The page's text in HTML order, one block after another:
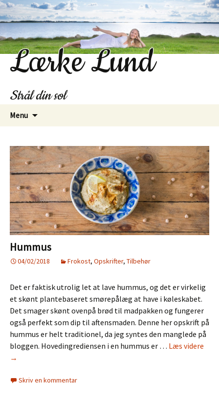
Lærke Lund
Strål din sol
Menu
Hummus
04/02/2018 Frokost, Opskrifter, Tilbehør
Det er faktisk utrolig let at lave hummus, og det er virkelig
et skønt plantebaseret smørepålæg at have i køleskabet.
Det smager skønt ovenpå brød til madpakken og fungerer
også perfekt som dip til aftensmaden. Denne her opskrift på
hummus er helt traditionel, da jeg syntes den manglede på
bloggen. Hovedingrediensen i en hummus er … Læs videre
→
Skriv en kommentar